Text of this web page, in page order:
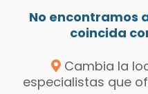
No encontramos
coincida
Cambia la
especialistas que